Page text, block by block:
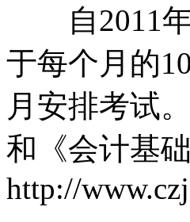
自2011年5
于每个月的
月安排考试
和《会计基
http://